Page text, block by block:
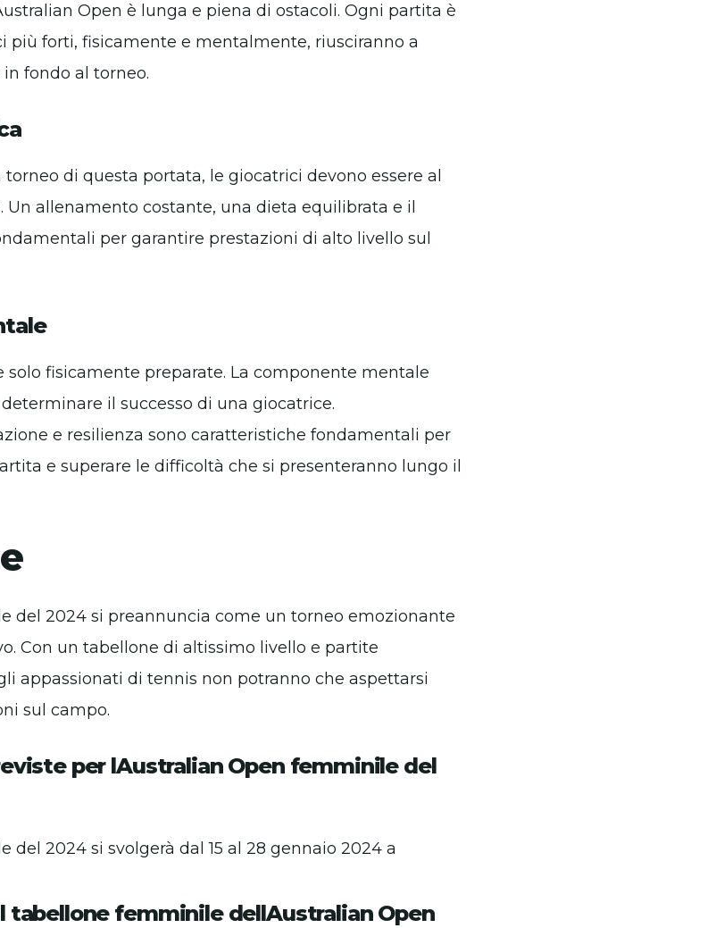
Open è lunga e piena di ostacoli. Ogni partita è
più forti, fisicamente e mentalmente, riusciranno a
fondo al torneo.
di questa portata, le giocatrici devono essere al
Un allenamento costante, una dieta equilibrata e il
per garantire prestazioni di alto livello sul
solo fisicamente preparate. La componente mentale
il successo di una giocatrice.
e resilienza sono caratteristiche fondamentali per
e superare le difficoltà che si presenteranno lungo il
del 2024 si preannuncia come un torneo emozionante
Con un tabellone di altissimo livello e partite
appassionati di tennis non potranno che aspettarsi
sul campo.
per lAustralian Open femminile del
del 2024 si svolgerà dal 15 al 28 gennaio 2024 a
femminile dellAustralian Open